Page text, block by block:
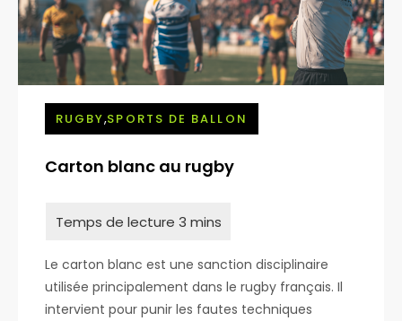
RUGBY,SPORTS DE BALLON
Carton blanc au rugby
Le carton blanc est une sanction disciplinaire
utilisée principalement dans le rugby français. Il
intervient pour punir les fautes techniques